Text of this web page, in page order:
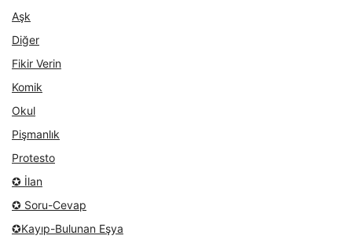
Aşk
Diğer
Fikir Verin
Komik
Okul
Pişmanlık
Protesto
✪ İlan
✪ Soru-Cevap
✪Kayıp-Bulunan Eşya